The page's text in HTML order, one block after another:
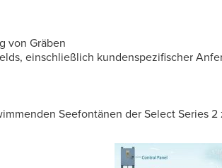
von Gräben
einschließlich kundenspezifischer
Seefontänen der Select Series